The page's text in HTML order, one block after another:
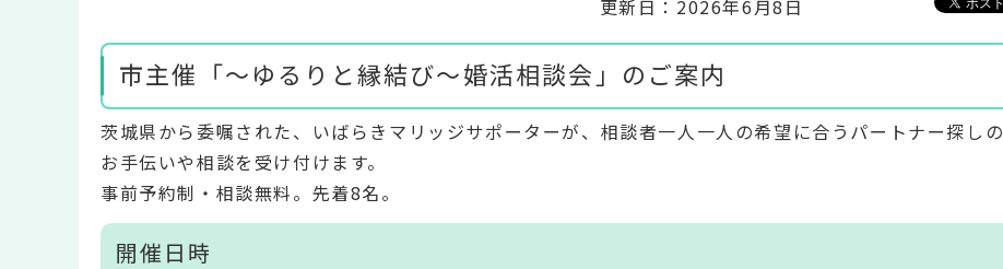
更新日：2026年6月8日
市主催「～ゆるりと縁結び～婚活相談会」のご案内
茨城県から委嘱された、いばらきマリッジサポーターが、相談者一人一人の希望に合うパートナー探しの
お手伝いや相談を受け付けます。
事前予約制・相談無料。先着8名。
開催日時